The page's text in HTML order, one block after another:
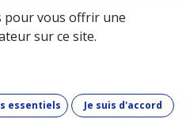
?
données ?
?
pour vous offrir une
sur ce site.
essentiels Je suis d'accord